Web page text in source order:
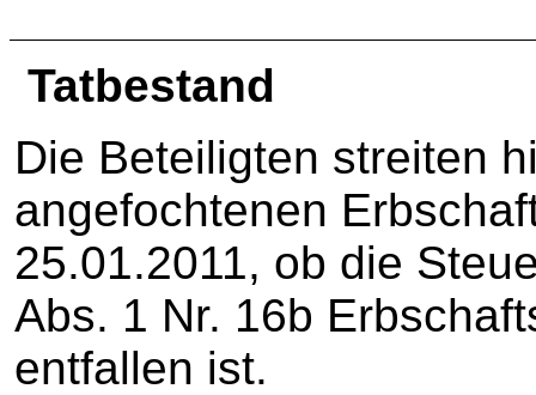
Tatbestand
Die Beteiligten streiten
angefochtenen
25.01.2011, ob die
Abs. 1 Nr. 16b
entfallen ist.